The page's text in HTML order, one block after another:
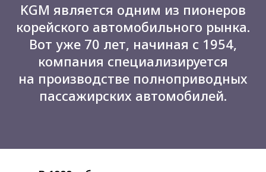
KGM является одним из пионеров
корейского автомобильного рынка.
Вот уже 70 лет, начиная с 1954,
компания специализируется
на производстве полноприводных
пассажирских автомобилей.